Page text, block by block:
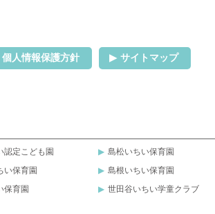
個人情報保護方針 サイトマップ
認定こども園
島松いちい保育園
い保育園
島根いちい保育園
保育園 世田谷いちい学童クラブ